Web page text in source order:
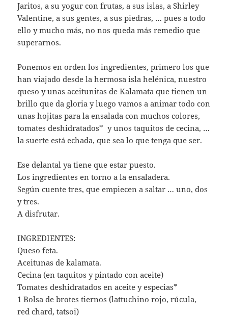
Jaritos, a su yogur con frutas, a sus islas, a Shirley
Valentine, a sus gentes, a sus piedras, … pues a todo
ello y mucho más, no nos queda más remedio que
superarnos.
Ponemos en orden los ingredientes, primero los que
han viajado desde la hermosa isla helénica, nuestro
queso y unas aceitunitas de Kalamata que tienen un
brillo que da gloria y luego vamos a animar todo con
unas hojitas para la ensalada con muchos colores,
tomates deshidratados* y unos taquitos de cecina, …
la suerte está echada, que sea lo que tenga que ser.
Ese delantal ya tiene que estar puesto.
Los ingredientes en torno a la ensaladera.
Según cuente tres, que empiecen a saltar … uno, dos
y tres.
A disfrutar.
INGREDIENTES:
Queso feta.
Aceitunas de kalamata.
Cecina (en taquitos y pintado con aceite)
Tomates deshidratados en aceite y especias*
1 Bolsa de brotes tiernos (lattuchino rojo, rúcula,
red chard, tatsoi)